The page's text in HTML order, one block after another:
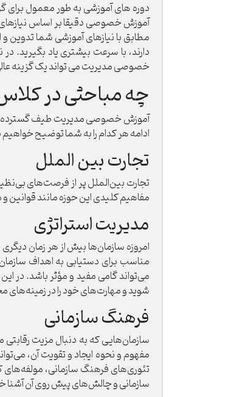
دوره های آموزشی به طور معمول برای
آموزش خصوصی دقیقا بر اساس
مطابق با نیازهای آموزشی شما تدوین
دارند، با سرعت بیشتری یاد
خصوصی مدیریت می تواند یک گزینه
چه مباحثی در
آموزش خصوصی مدیریت طیف گسترده
ادامه هر کدام را به شما توضیح خواهیم
تجارت بین الملل
تجارت بین‌الملل پر از فرصت‌های
مفاهیم کلیدی این حوزه مانند قوانین و
مدیریت استراتژی
امروزه سازمان‌ها بیش از هر زمان
مناسب برای دستیابی به اهداف
می‌تواند گامی مفید و مؤثر باشد. در
شوید و مهارت‌های خود را در
فرهنگ سازمانی
سازمان‌هایی که به دنبال مزیت
مفهوم و نحوه ایجاد و تقویت آن،
تئوری‌های فرهنگ سازمانی، مولفه‌های
سازمانی و چالش‌های پیش روی آن آشنا